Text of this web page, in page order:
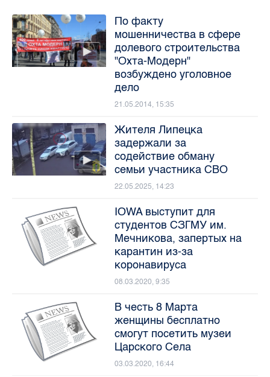
По факту
мошенничества в сфере
долевого строительства
"Охта-Модерн"
возбуждено уголовное
дело
21.05.2014, 15:35
Жителя Липецка
задержали за
содействие обману
семьи участника СВО
22.05.2025, 14:23
IOWA выступит для
студентов СЗГМУ им.
Мечникова, запертых на
карантин из-за
коронавируса
08.03.2020, 9:35
В честь 8 Марта
женщины бесплатно
смогут посетить музеи
Царского Села
03.03.2020, 16:44